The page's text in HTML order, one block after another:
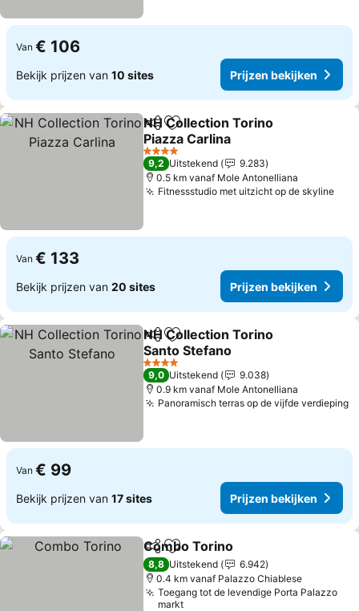
Van € 106
Bekijk prijzen van 10 sites Prijzen bekijken
DelenToevoegen aan favorieten
NH Collection Torino
Piazza Carlina
Prijzen bekijken
4 Sterren
9,2 Uitstekend
9.283
0.5 km vanaf Mole Antonelliana
Fitnessstudio met uitzicht op de skyline
Van € 133
Bekijk prijzen van 20 sites Prijzen bekijken
DelenToevoegen aan favorieten
NH Collection Torino
Santo Stefano
Prijzen bekijken
4 Sterren
9,0 Uitstekend
9.038
0.9 km vanaf Mole Antonelliana
Panoramisch terras op de vijfde verdieping
Van € 99
Bekijk prijzen van 17 sites Prijzen bekijken
DelenToevoegen aan favorieten
Combo Torino
8,8 Uitstekend
6.942
0.4 km vanaf Palazzo Chiablese
Toegang tot de levendige Porta Palazzo
markt